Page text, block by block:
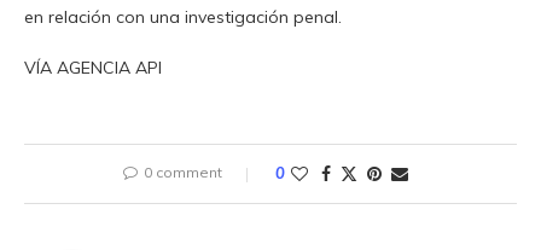
en relación con una investigación penal.
VÍA AGENCIA API
0 comment 0